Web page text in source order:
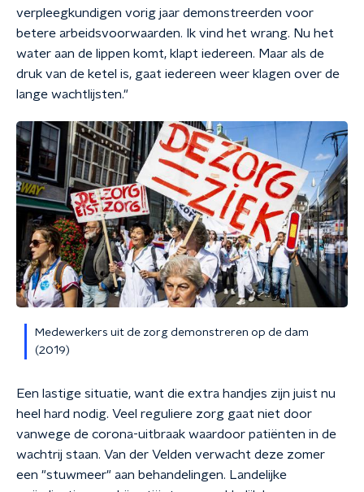
verpleegkundigen vorig jaar demonstreerden voor
betere arbeidsvoorwaarden. Ik vind het wrang. Nu het
water aan de lippen komt, klapt iedereen. Maar als de
druk van de ketel is, gaat iedereen weer klagen over de
lange wachtlijsten."
Medewerkers uit de zorg demonstreren op de dam
(2019)
Een lastige situatie, want die extra handjes zijn juist nu
heel hard nodig. Veel reguliere zorg gaat niet door
vanwege de corona-uitbraak waardoor patiënten in de
wachtrij staan. Van der Velden verwacht deze zomer
een "stuwmeer" aan behandelingen. Landelijke